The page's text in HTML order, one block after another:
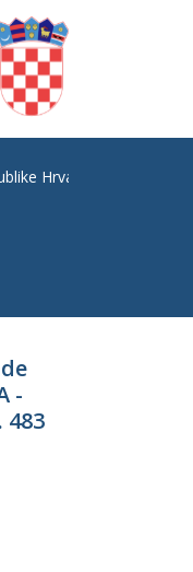
Hrvatske i
-